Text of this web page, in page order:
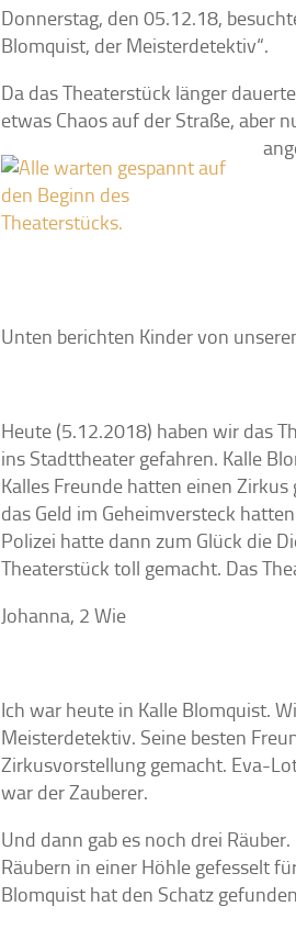
Donnerstag, den 05.12.18,
Blomquist, der Meisterdetektiv“.
Da das Theaterstück länger
etwas Chaos auf der Straße, aber
Unten berichten Kinder von
Heute (5.12.2018) haben wir das
ins Stadttheater gefahren. Kalle
Kalles Freunde hatten einen
das Geld im Geheimversteck
Polizei hatte dann zum Glück die
Theaterstück toll gemacht. Das
Johanna, 2 Wie
Ich war heute in Kalle Blomquist.
Meisterdetektiv. Seine besten
Zirkusvorstellung gemacht. Eva-
war der Zauberer.
Und dann gab es noch drei
Räubern in einer Höhle gefesselt
Blomquist hat den Schatz